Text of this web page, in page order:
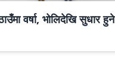
वर्षा, भोलिदेखि सुधार हुने